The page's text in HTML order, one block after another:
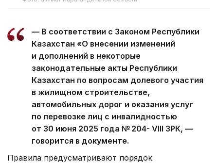
— В соответствии с Законом Республики
Казахстан «О внесении изменений
и дополнений в некоторые
законодательные акты Республики
Казахстан по вопросам долевого участия
в жилищном строительстве,
автомобильных дорог и оказания услуг
по перевозке лиц с инвалидностью
от 30 июня 2025 года № 204- VIII ЗРК, —
говорится в документе.
Правила предусматривают порядок